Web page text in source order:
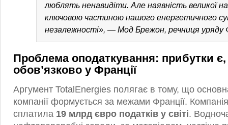
люблять ненавидіти. Але наявність великої
ключовою частиною нашого енергетичного
незалежності», — Мод Брежон, речниця уряду
Проблема оподаткування: прибутки
обов’язково у Франції
Аргумент TotalEnergies полягає в тому, що
компанії формується за межами Франції.
сплатила 19 млрд євро податків у світі.